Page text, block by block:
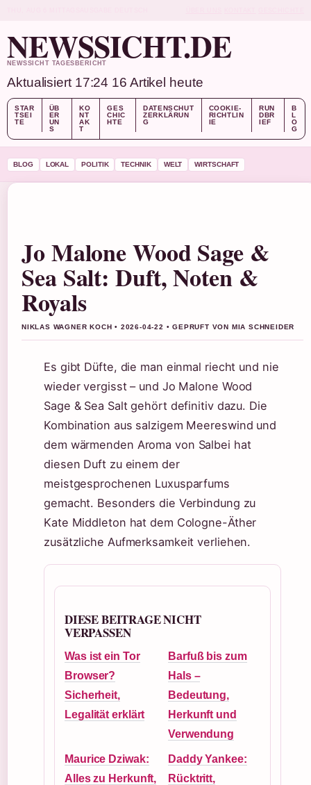
NEWSSICHT.DE
NEWSSICHT TAGESBERICHT
Aktualisiert 17:24 16 Artikel heute
STAR
TSEI
TE
ÜB
ER
UN
S
KO
NT
AK
T
GES
CHIC
HTE
DATENSCHUT
ZERKLÄRUN
G
COOKIE-
RICHTLIN
IE
RUN
DBR
IEF
B
L
O
G
BLOG LOKAL POLITIK TECHNIK WELT WIRTSCHAFT
Jo Malone Wood Sage &
Sea Salt: Duft, Noten &
Royals
NIKLAS WAGNER KOCH • 2026-04-22 • GEPRUFT VON MIA SCHNEIDER
Es gibt Düfte, die man einmal riecht und nie
wieder vergisst – und Jo Malone Wood
Sage & Sea Salt gehört definitiv dazu. Die
Kombination aus salzigem Meereswind und
dem wärmenden Aroma von Salbei hat
diesen Duft zu einem der
meistgesprochenen Luxusparfums
gemacht. Besonders die Verbindung zu
Kate Middleton hat dem Cologne-Äther
zusätzliche Aufmerksamkeit verliehen.
DIESE BEITRAGE NICHT
VERPASSEN
Was ist ein Tor
Browser?
Sicherheit,
Legalität erklärt
Barfuß bis zum
Hals –
Bedeutung,
Herkunft und
Verwendung
Maurice Dziwak:
Alles zu Herkunft,
Daddy Yankee:
Rücktritt,